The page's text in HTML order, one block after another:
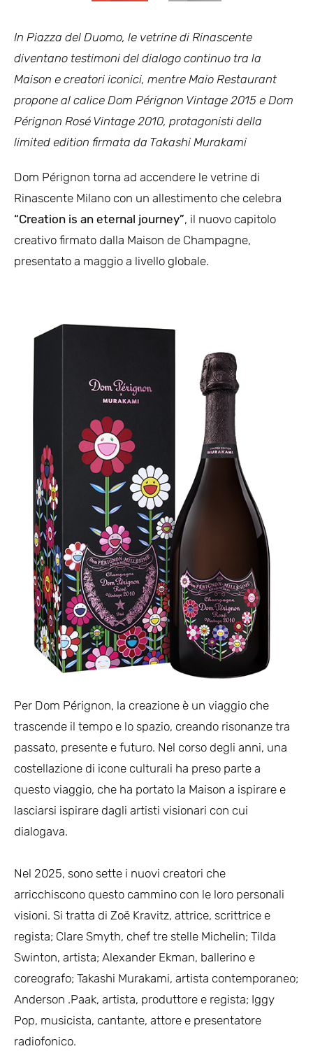
In Piazza del Duomo, le vetrine di Rinascente
diventano testimoni del dialogo continuo tra la
Maison e creatori iconici, mentre Maio Restaurant
propone al calice Dom Pérignon Vintage 2015 e Dom
Pérignon Rosé Vintage 2010, protagonisti della
limited edition firmata da Takashi Murakami
Dom Pérignon torna ad accendere le vetrine di
Rinascente Milano con un allestimento che celebra
“Creation is an eternal journey”, il nuovo capitolo
creativo firmato dalla Maison de Champagne,
presentato a maggio a livello globale.
Per Dom Pérignon, la creazione è un viaggio che
trascende il tempo e lo spazio, creando risonanze tra
passato, presente e futuro. Nel corso degli anni, una
costellazione di icone culturali ha preso parte a
questo viaggio, che ha portato la Maison a ispirare e
lasciarsi ispirare dagli artisti visionari con cui
dialogava.
Nel 2025, sono sette i nuovi creatori che
arricchiscono questo cammino con le loro personali
visioni. Si tratta di Zoë Kravitz, attrice, scrittrice e
regista; Clare Smyth, chef tre stelle Michelin; Tilda
Swinton, artista; Alexander Ekman, ballerino e
coreografo; Takashi Murakami, artista contemporaneo;
Anderson .Paak, artista, produttore e regista; Iggy
Pop, musicista, cantante, attore e presentatore
radiofonico.